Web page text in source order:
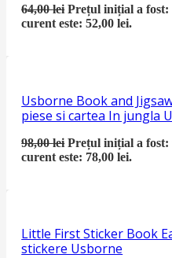
64,00lei Prețul inițial a fost:
curent este: 52,00 lei.
Usborne Book and
piese si cartea In jungla
98,00lei Prețul inițial a fost:
curent este: 78,00 lei.
Little First Sticker Book
stickere Usborne